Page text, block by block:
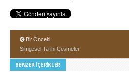
Bir Önceki:
Simgesel Tarihi Çeşmeler
BENZER İÇERIKLER